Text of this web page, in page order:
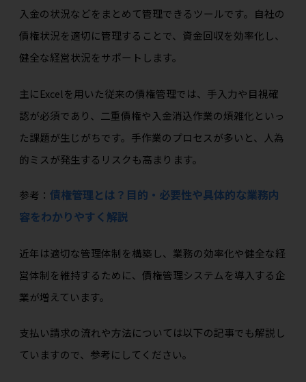
入金の状況などをまとめて管理できるツールです。自社の
債権状況を適切に管理することで、資金回収を効率化し、
健全な経営状況をサポートします。
主にExcelを用いた従来の債権管理では、手入力や目視確
認が必須であり、二重債権や入金消込作業の煩雑化といっ
た課題が生じがちです。手作業のプロセスが多いと、人為
的ミスが発生するリスクも高まります。
参考： 債権管理とは？目的・必要性や具体的な業務内
容をわかりやすく解説
近年は適切な管理体制を構築し、業務の効率化や健全な経
営体制を維持するために、債権管理システムを導入する企
業が増えています。
支払い請求の流れや方法については以下の記事でも解説し
ていますので、参考にしてください。